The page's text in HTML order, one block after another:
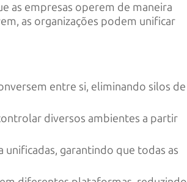
as empresas operem de maneira
as organizações podem unificar
entre si, eliminando silos de
diversos ambientes a partir
unificadas, garantindo que todas as